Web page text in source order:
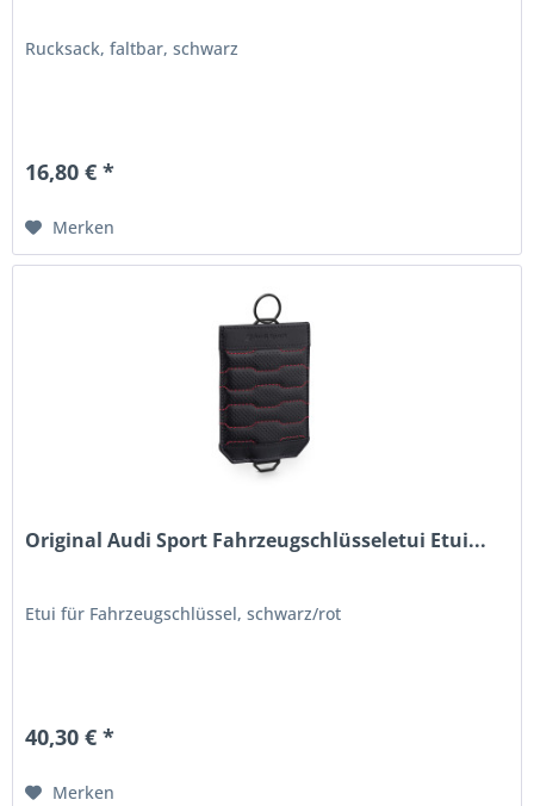
Rucksack, faltbar, schwarz
16,80 € *
Merken
Original Audi Sport Fahrzeugschlüsseletui Etui...
Etui für Fahrzeugschlüssel, schwarz/rot
40,30 € *
Merken